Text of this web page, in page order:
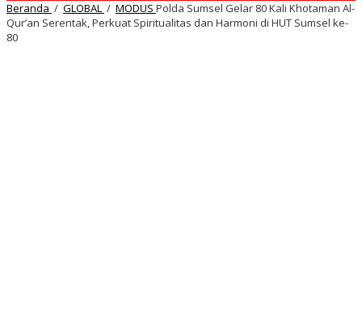
Beranda / GLOBAL / MODUS Polda Sumsel Gelar 80 Kali Khotaman Al-
Qur’an Serentak, Perkuat Spiritualitas dan Harmoni di HUT Sumsel ke-
80